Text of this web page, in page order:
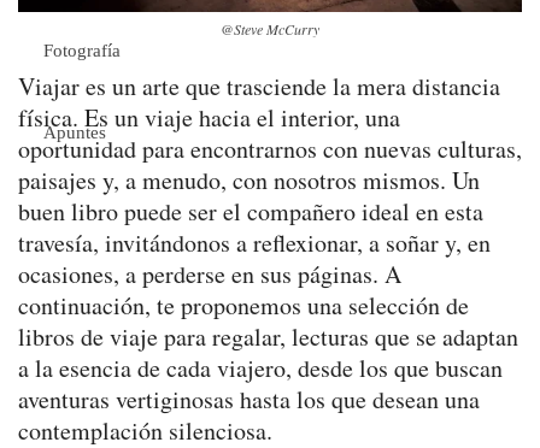
Fotografía
Apuntes
@Steve McCurry
Viajar es un arte que trasciende la mera distancia
física. Es un viaje hacia el interior, una
oportunidad para encontrarnos con nuevas culturas,
paisajes y, a menudo, con nosotros mismos. Un
buen libro puede ser el compañero ideal en esta
travesía, invitándonos a reflexionar, a soñar y, en
ocasiones, a perderse en sus páginas. A
continuación, te proponemos una selección de
libros de viaje para regalar, lecturas que se adaptan
a la esencia de cada viajero, desde los que buscan
aventuras vertiginosas hasta los que desean una
contemplación silenciosa.